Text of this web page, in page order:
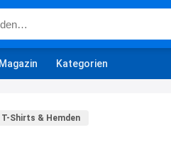
Magazin Kategorien
T-Shirts & Hemden